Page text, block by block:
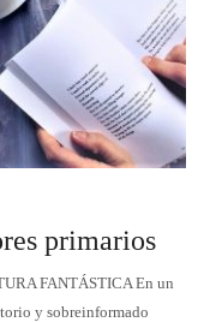
primarios
FANTÁSTICA En un
y sobreinformado